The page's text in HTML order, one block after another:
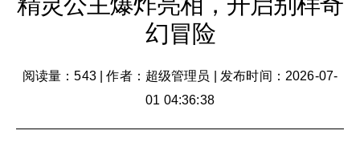
幻冒险
阅读量：543|作者：超级管理员
发布时间：2026-07-
01 04:36:38